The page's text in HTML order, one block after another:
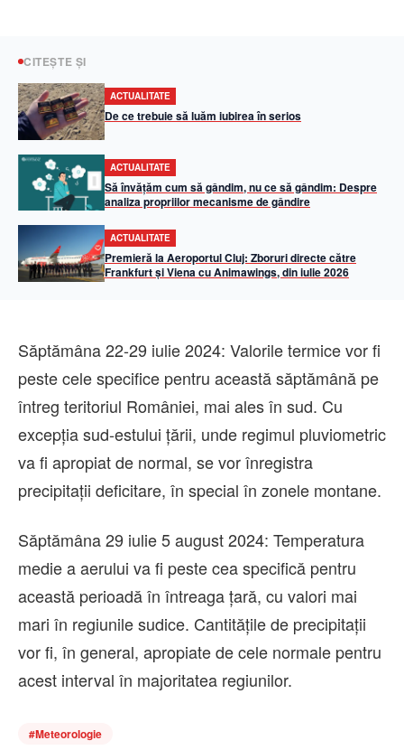
CITEȘTE ȘI
ACTUALITATE
De ce trebuie să luăm iubirea în serios
ACTUALITATE
Să învățăm cum să gândim, nu ce să gândim: Despre
analiza propriilor mecanisme de gândire
ACTUALITATE
Premieră la Aeroportul Cluj: Zboruri directe către
Frankfurt și Viena cu Animawings, din iulie 2026
Săptămâna 22-29 iulie 2024: Valorile termice vor fi
peste cele specifice pentru această săptămână pe
întreg teritoriul României, mai ales în sud. Cu
excepția sud-estului țării, unde regimul pluviometric
va fi apropiat de normal, se vor înregistra
precipitații deficitare, în special în zonele montane.
Săptămâna 29 iulie 5 august 2024: Temperatura
medie a aerului va fi peste cea specifică pentru
această perioadă în întreaga țară, cu valori mai
mari în regiunile sudice. Cantitățile de precipitații
vor fi, în general, apropiate de cele normale pentru
acest interval în majoritatea regiunilor.
#Meteorologie